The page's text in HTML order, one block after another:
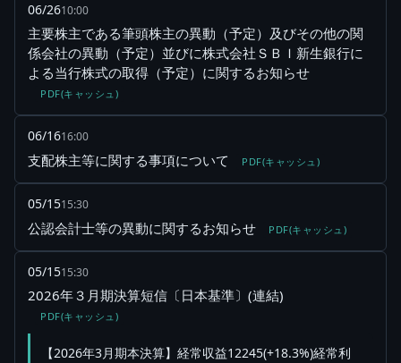
06/2610:00
主要株主である筆頭株主の異動（予定）及びその他の関
係会社の異動（予定）並びに株式会社ＳＢＩ新生銀行に
よる当行株式の取得（予定）に関するお知らせ
PDF(キャッシュ)
06/1616:00
支配株主等に関する事項について PDF(キャッシュ)
05/1515:30
公認会計士等の異動に関するお知らせ PDF(キャッシュ)
05/1515:30
2026年３月期決算短信〔日本基準〕(連結)
PDF(キャッシュ)
【2026年3月期本決算】経常収益12245(+18.3%)経常利